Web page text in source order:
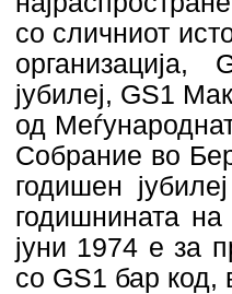
со сличниот
јубилеј, GS1
од
Собрание во
годишен
годишнината
јуни 1974 е за
со GS1 бар код,